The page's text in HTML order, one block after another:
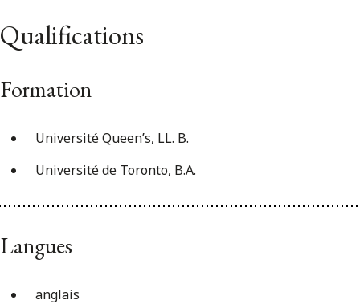
Qualifications
Formation
Université Queen’s, LL. B.
Université de Toronto, B.A.
Langues
anglais